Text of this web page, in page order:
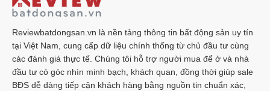
Reviewbatdongsan.vn là nền tảng thông tin bất động sản uy tín
tại Việt Nam, cung cấp dữ liệu chính thống từ chủ đầu tư cùng
các đánh giá thực tế. Chúng tôi hỗ trợ người mua để ở và nhà
đầu tư có góc nhìn minh bạch, khách quan, đồng thời giúp sale
BĐS dễ dàng tiếp cận khách hàng bằng nguồn tin chuẩn xác,